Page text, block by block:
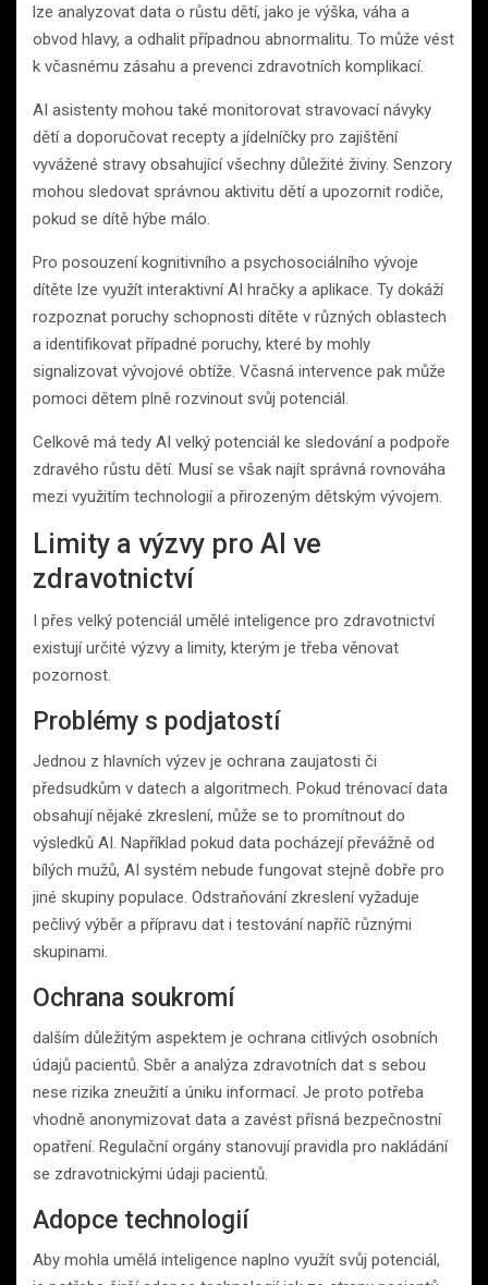
lze analyzovat data o růstu dětí, jako je výška, váha a
obvod hlavy, a odhalit případnou abnormalitu. To může vést
k včasnému zásahu a prevenci zdravotních komplikací.
AI asistenty mohou také monitorovat stravovací návyky
dětí a doporučovat recepty a jídelníčky pro zajištění
vyvážené stravy obsahující všechny důležité živiny. Senzory
mohou sledovat správnou aktivitu dětí a upozornit rodiče,
pokud se dítě hýbe málo.
Pro posouzení kognitivního a psychosociálního vývoje
dítěte lze využít interaktivní AI hračky a aplikace. Ty dokáží
rozpoznat poruchy schopnosti dítěte v různých oblastech
a identifikovat případné poruchy, které by mohly
signalizovat vývojové obtíže. Včasná intervence pak může
pomoci dětem plně rozvinout svůj potenciál.
Celkově má ​​tedy AI velký potenciál ke sledování a podpoře
zdravého růstu dětí. Musí se však najít správná rovnováha
mezi využitím technologií a přirozeným dětským vývojem.
Limity a výzvy pro AI ve
zdravotnictví
I přes velký potenciál umělé inteligence pro zdravotnictví
existují určité výzvy a limity, kterým je třeba věnovat
pozornost.
Problémy s podjatostí
Jednou z hlavních výzev je ochrana zaujatosti či
předsudkům v datech a algoritmech. Pokud trénovací data
obsahují nějaké zkreslení, může se to promítnout do
výsledků AI. Například pokud data pocházejí převážně od
bílých mužů, AI systém nebude fungovat stejně dobře pro
jiné skupiny populace. Odstraňování zkreslení vyžaduje
pečlivý výběr a přípravu dat i testování napříč různými
skupinami.
Ochrana soukromí
dalším důležitým aspektem je ochrana citlivých osobních
údajů pacientů. Sběr a analýza zdravotních dat s sebou
nese rizika zneužití a úniku informací. Je proto potřeba
vhodně anonymizovat data a zavést přísná bezpečnostní
opatření. Regulační orgány stanovují pravidla pro nakládání
se zdravotnickými údaji pacientů.
Adopce technologií
Aby mohla umělá inteligence naplno využít svůj potenciál,